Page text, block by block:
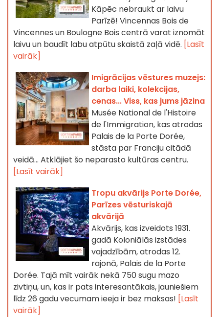
Kāpēc nebraukt ar laivu
Parīzē! Vincennas Bois de
Vincennes un Boulogne Bois centrā varat iznomāt
laivu un baudīt labu atpūtu skaistā zaļā vidē. [Lasīt
vairāk]
Imigrācijas vēstures muzejs:
darba laiki, kolekcijas,
cenas... Viss, kas jums jāzina
Musée National de l'Histoire
de l'Immigration, kas atrodas
Palais de la Porte Dorée,
stāsta par Franciju citādā
veidā... Atklājiet šo neparasto kultūras centru.
[Lasīt vairāk]
Tropu akvārijs Porte Dorée,
Parīzes vēsturiskajā
akvārijā
Akvārijs, kas izveidots 1931.
gadā Koloniālās izstādes
vajadzībām, atrodas 12.
rajonā, Palais de la Porte
Dorée. Tajā mīt vairāk nekā 750 sugu mazo
zivtiņu, un, kas ir pats interesantākais, jauniešiem
līdz 26 gadu vecumam ieeja ir bez maksas! [Lasīt
vairāk]